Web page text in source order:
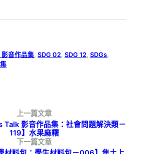
音作品集 , SDG 02 , SDG 12 , SDGs
上一篇文章
Talk 影音作品集：社會問題解決類－
119】水果麻糬
下一篇文章